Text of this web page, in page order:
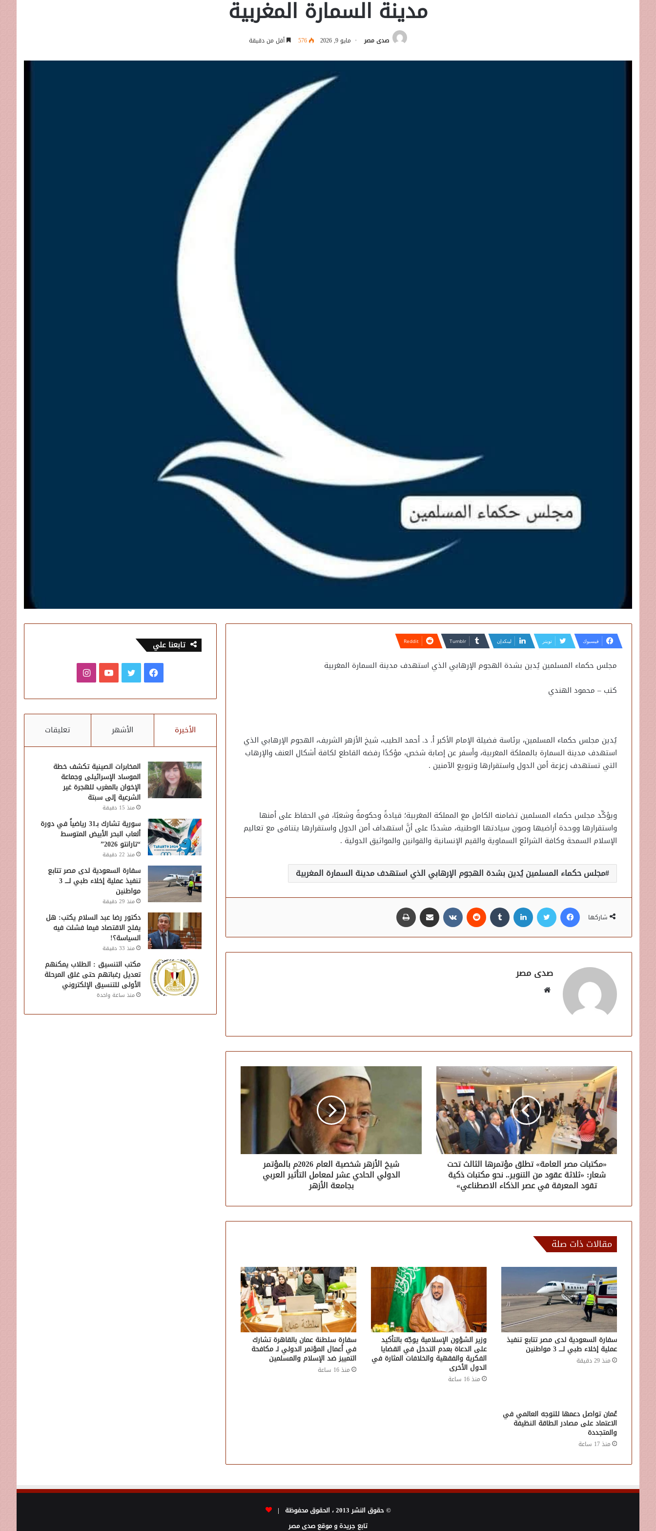
مدينة السمارة المغربية
صدى مصر مايو 9, 2026 576 أقل من دقيقة
فيسبوك تويتر لينكدإن
مجلس حكماء المسلمين يُدين بشدة الهجوم الإرهابي الذي استهدف مدينة السمارة المغربية
كتب – محمود الهندي
يُدين مجلس حكماء المسلمين، برئاسة فضيلة الإمام الأكبر أ. د. أحمد الطيب، شيخ الأزهر الشريف، الهجوم الإرهابي الذي
استهدف مدينة السمارة بالمملكة المغربية، وأسفر عن إصابة شخص، مؤكدًا رفضه القاطع لكافة أشكال العنف والإرهاب
التي تستهدف زعزعة أمن الدول واستقرارها وترويع الآمنين .
ويؤكِّد مجلس حكماء المسلمين تضامنه الكامل مع المملكة المغربية؛ قيادةً وحكومةً وشعبًا، في الحفاظ على أمنها
واستقرارها ووحدة أراضيها وصون سيادتها الوطنية، مشددًا على أنَّ استهداف أمن الدول واستقرارها يتنافى مع تعاليم
الإسلام السمحة وكافة الشرائع السماوية والقيم الإنسانية والقوانين والمواثيق الدولية .
مجلس حكماء المسلمين يُدين بشدة الهجوم الإرهابي الذي استهدف مدينة السمارة المغربية
شاركها
فيسبوك تويتر لينكدإن مشاركة عبر البريد
صدى مصر
موقع
«مكتبات مصر العامة» تطلق مؤتمرها الثالث تحت
شعار: «ثلاثة عقود من التنوير.. نحو مكتبات ذكية
تقود المعرفة في عصر الذكاء الاصطناعي»
شيخ الأزهر شخصية العام 2026م بالمؤتمر
الدولي الحادي عشر لمعامل التأثير العربي
بجامعة الأزهر
مقالات ذات صلة
سفارة السعودية لدى مصر تتابع تنفيذ
عملية إخلاء طبي لــــ 3 مواطنين
منذ 29 دقيقة
وزير الشؤون الإسلامية يوجّه بالتأكيد
على الدعاة بعدم التدخل في القضايا
الفكرية والفقهية والخلافات المثارة في
الدول الأخرى
منذ 16 ساعة
سفارة سلطنة عمان بالقاهرة تشارك
في أعمال المؤتمر الدولي لـ مكافحة
التمييز ضد الإسلام والمسلمين
منذ 16 ساعة
عُمان تواصل دعمها للتوجه العالمي في
الاعتماد على مصادر الطاقة النظيفة
والمتجددة
منذ 17 ساعة
تابعنا علي
فيسبوكتويتر يوتيوبانستقرام
الأخيرة الأشهر تعليقات
المخابرات الصينية تكشف خطة
الموساد الإسرائيلى وجماعة
الإخوان بالمغرب للهجرة غير
الشرعية إلى سبتة
منذ 15 دقيقة
سورية تشارك بـ31 رياضياً في دورة
ألعاب البحر الأبيض المتوسط
“تارانتو 2026”
منذ 22 دقيقة
سفارة السعودية لدى مصر تتابع
تنفيذ عملية إخلاء طبي لــــ 3
مواطنين
منذ 29 دقيقة
دكتور رضا عبد السلام يكتب: هل
يفلح الاقتصاد فيما فشلت فيه
السياسة؟!
منذ 33 دقيقة
مكتب التنسيق : الطلاب يمكنهم
تعديل رغباتهم حتى غلق المرحلة
الأولى للتنسيق الإلكتروني
منذ ساعة واحدة
© حقوق النشر 2013 ، الحقوق محفوظة |
تابع جريدة و موقع صدى مصر